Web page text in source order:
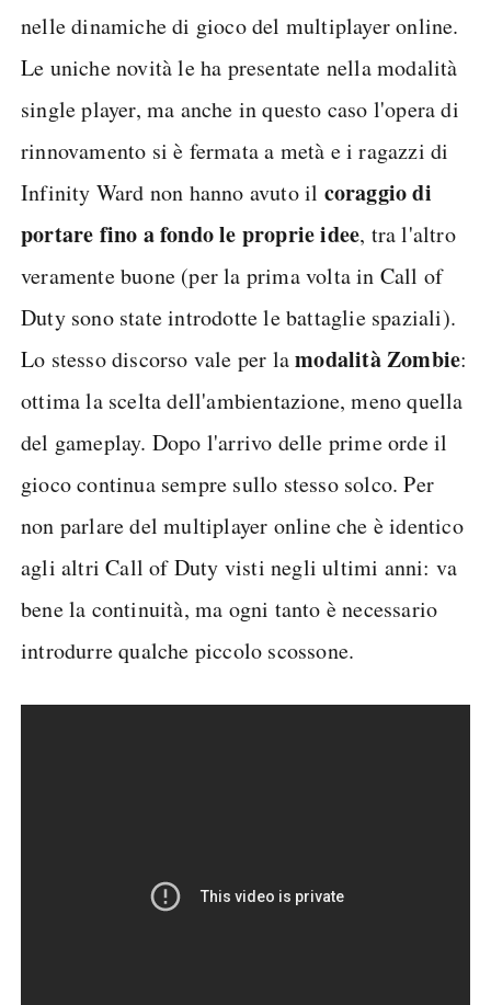
nelle dinamiche di gioco del multiplayer online.
Le uniche novità le ha presentate nella modalità
single player, ma anche in questo caso l'opera di
rinnovamento si è fermata a metà e i ragazzi di
Infinity Ward non hanno avuto il coraggio di
portare fino a fondo le proprie idee, tra l'altro
veramente buone (per la prima volta in Call of
Duty sono state introdotte le battaglie spaziali).
Lo stesso discorso vale per lamodalità Zombie:
ottima la scelta dell'ambientazione, meno quella
del gameplay. Dopo l'arrivo delle prime orde il
gioco continua sempre sullo stesso solco. Per
non parlare del multiplayer online che è identico
agli altri Call of Duty visti negli ultimi anni: va
bene la continuità, ma ogni tanto è necessario
introdurre qualche piccolo scossone.